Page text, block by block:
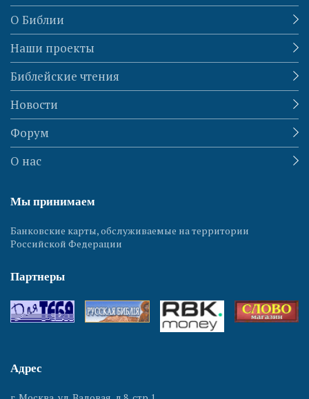
О Библии
Наши проекты
Библейские чтения
Новости
Форум
О нас
Мы принимаем
Банковские карты, обслуживаемые на территории
Российской Федерации
Партнеры
Адрес